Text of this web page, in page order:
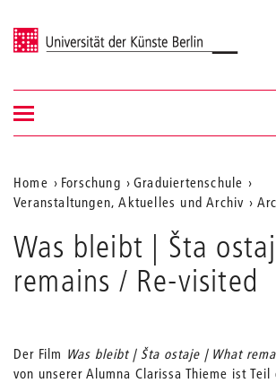
Universität der Künste Berlin
Navigation &
Suche
Navigation
ein-/ausblenden
Aktuelle
Position
auf
der
Webseite
Home Forschung
Graduiertenschule
Veranstaltungen, Aktuelles und Archiv
Was bleibt | Šta
remains / Re-visited
Der Film Was bleibt | Šta ostaje | What
von unserer Alumna Clarissa Thieme ist